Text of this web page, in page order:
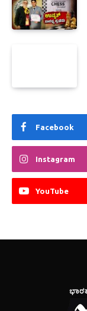
Facebook
Instagram
YouTube